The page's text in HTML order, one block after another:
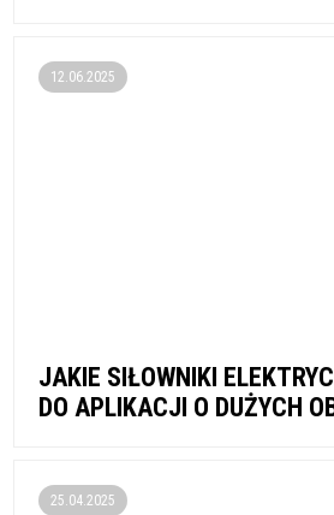
12.06.2025
JAKIE SIŁOWNIKI
DO APLIKACJI O DUŻYCH
25.04.2025